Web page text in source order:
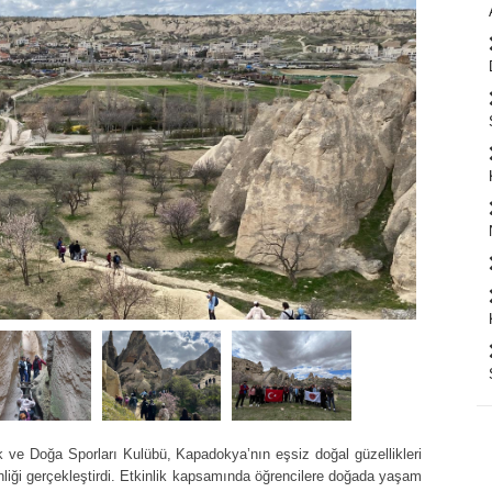
Doğa Sporları Kulübü, Kapadokya’nın eşsiz doğal güzellikleri
gerçekleştirdi. Etkinlik kapsamında öğrencilere doğada yaşam